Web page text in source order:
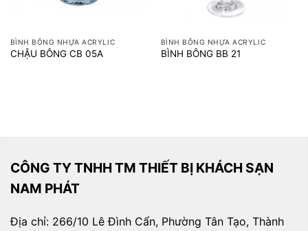
BÌNH BÔNG NHỰA ACRYLIC
CHẬU BÔNG CB 05A
BÌNH BÔNG NHỰA ACRYLIC
BÌNH BÔNG BB 21
CÔNG TY TNHH TM THIẾT BỊ KHÁCH SẠN
NAM PHÁT
Địa chỉ: 266/10 Lê Đình Cẩn, Phường Tân Tạo, Thành